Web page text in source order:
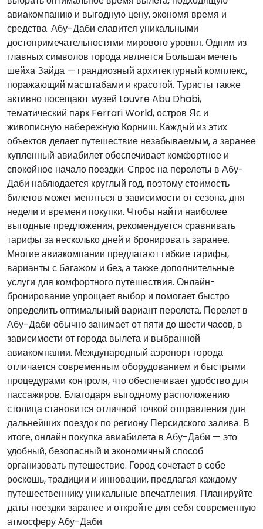
авиакомпанию и выгодную цену, экономя время и
средства. Абу-Даби славится уникальными
достопримечательностями мирового уровня. Одним из
главных символов города является Большая мечеть
шейха Зайда — грандиозный архитектурный комплекс,
поражающий масштабами и красотой. Туристы также
активно посещают музей Louvre Abu Dhabi,
тематический парк Ferrari World, остров Яс и
живописную набережную Корниш. Каждый из этих
объектов делает путешествие незабываемым, а заранее
купленный авиабилет обеспечивает комфортное и
спокойное начало поездки. Спрос на перелеты в Абу-
Даби наблюдается круглый год, поэтому стоимость
билетов может меняться в зависимости от сезона, дня
недели и времени покупки. Чтобы найти наиболее
выгодные предложения, рекомендуется сравнивать
тарифы за несколько дней и бронировать заранее.
Многие авиакомпании предлагают гибкие тарифы,
варианты с багажом и без, а также дополнительные
услуги для комфортного путешествия. Онлайн-
бронирование упрощает выбор и помогает быстро
определить оптимальный вариант перелета. Перелет в
Абу-Даби обычно занимает от пяти до шести часов, в
зависимости от города вылета и выбранной
авиакомпании. Международный аэропорт города
отличается современным оборудованием и быстрыми
процедурами контроля, что обеспечивает удобство для
пассажиров. Благодаря выгодному расположению
столица становится отличной точкой отправления для
дальнейших поездок по региону Персидского залива. В
итоге, онлайн покупка авиабилета в Абу-Даби — это
удобный, безопасный и экономичный способ
организовать путешествие. Город сочетает в себе
роскошь, традиции и инновации, предлагая каждому
путешественнику уникальные впечатления. Планируйте
даты поездки заранее и откройте для себя современную
атмосферу Абу-Даби.